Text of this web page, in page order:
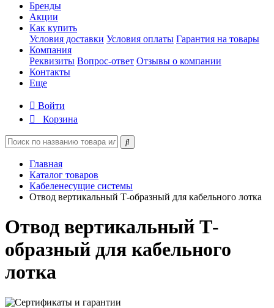
Бренды
Акции
Как купить
Условия доставки Условия оплаты Гарантия на товары
Компания
Реквизиты Вопрос-ответ Отзывы о компании
Контакты
Еще
Войти
Корзина
Главная
Каталог товаров
Кабеленесущие системы
Отвод вертикальный Т-образный для кабельного лотка
Отвод вертикальный Т-
образный для кабельного
лотка